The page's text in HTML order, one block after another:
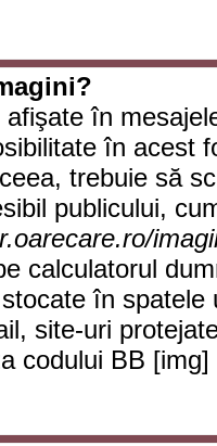
afişate în
în acest
trebuie să
publicului,
calculatorul
în
site-uri
codului BB